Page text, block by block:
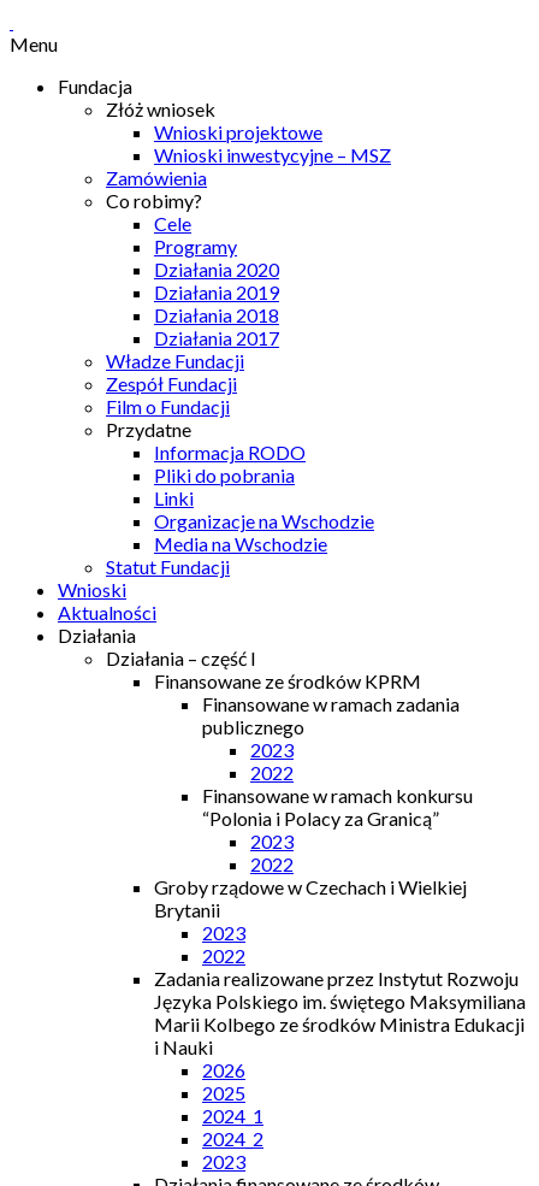
Menu
Fundacja
Złóż wniosek
Wnioski projektowe
Wnioski inwestycyjne – MSZ
Zamówienia
Co robimy?
Cele
Programy
Działania 2020
Działania 2019
Działania 2018
Działania 2017
Władze Fundacji
Zespół Fundacji
Film o Fundacji
Przydatne
Informacja RODO
Pliki do pobrania
Linki
Organizacje na Wschodzie
Media na Wschodzie
Statut Fundacji
Wnioski
Aktualności
Działania
Działania – część I
Finansowane ze środków KPRM
Finansowane w ramach zadania
publicznego
2023
2022
Finansowane w ramach konkursu
“Polonia i Polacy za Granicą”
2023
2022
Groby rządowe w Czechach i Wielkiej
Brytanii
2023
2022
Zadania realizowane przez Instytut Rozwoju
Języka Polskiego im. świętego Maksymiliana
Marii Kolbego ze środków Ministra Edukacji
i Nauki
2026
2025
2024_1
2024_2
2023